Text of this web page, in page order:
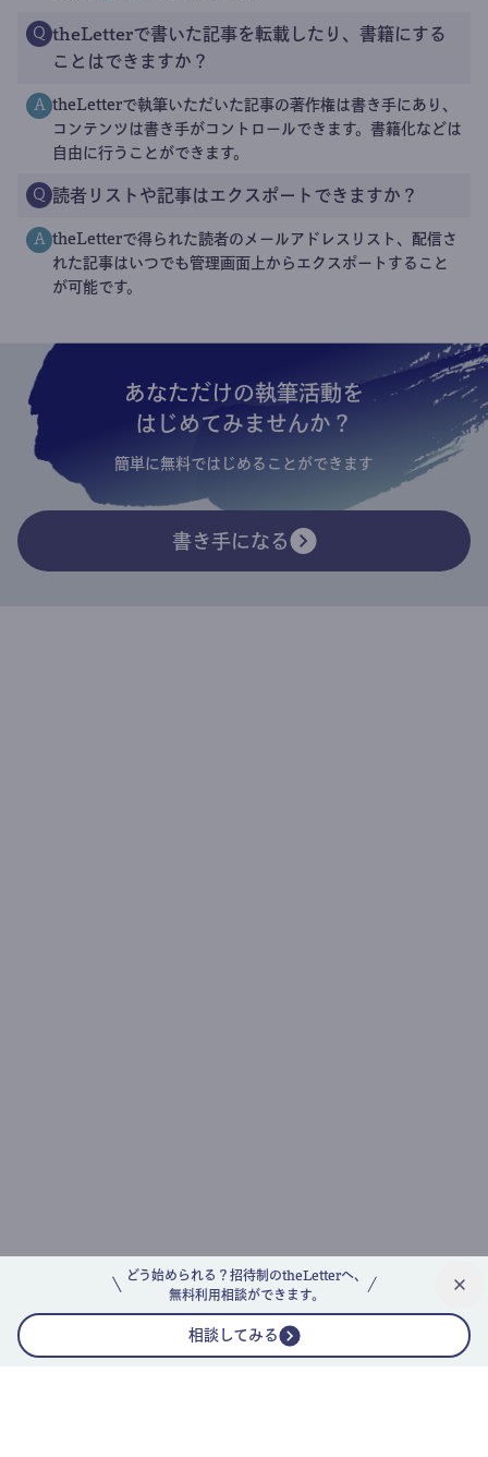
どう始められる？招待制のtheLetterへ、
無料利用相談ができます。
相談してみる
Q theLetterで書いた記事を転載したり、書籍にする
ことはできますか？
A theLetterで執筆いただいた記事の著作権は書き手にあり、
コンテンツは書き手がコントロールできます。書籍化などは
自由に行うことができます。
Q 読者リストや記事はエクスポートできますか？
A theLetterで得られた読者のメールアドレスリスト、配信さ
れた記事はいつでも管理画面上からエクスポートすること
が可能です。
あなただけの執筆活動を
はじめてみませんか？
簡単に無料ではじめることができます
書き手になる